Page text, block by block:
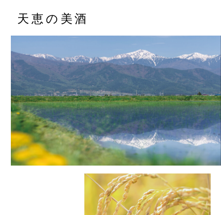
天恵の美酒